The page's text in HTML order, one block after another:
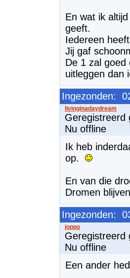
En wat ik
geeft.
Iedereen
Jij gaf
De 1 zal
uitleggen dan
Ingezonden:
Geregistreerd
Nu offline
Ik heb
op.
En van die
Dromen
Ingezonden:
Geregistreerd
Nu offline
Een ander